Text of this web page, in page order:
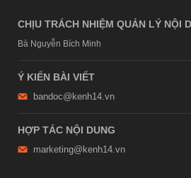
CHỊU TRÁCH NHIỆM QUẢN LÝ NỘI
Bà Nguyễn Bích Minh
Ý KIẾN BÀI VIẾT
bandoc@kenh14.vn
HỢP TÁC NỘI DUNG
marketing@kenh14.vn